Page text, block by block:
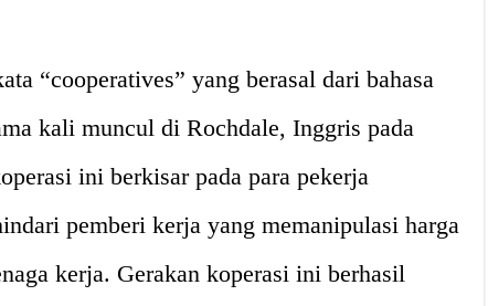
“cooperatives” yang berasal dari bahasa
kali muncul di Rochdale, Inggris pada
ini berkisar pada para pekerja
pemberi kerja yang memanipulasi harga
kerja. Gerakan koperasi ini berhasil